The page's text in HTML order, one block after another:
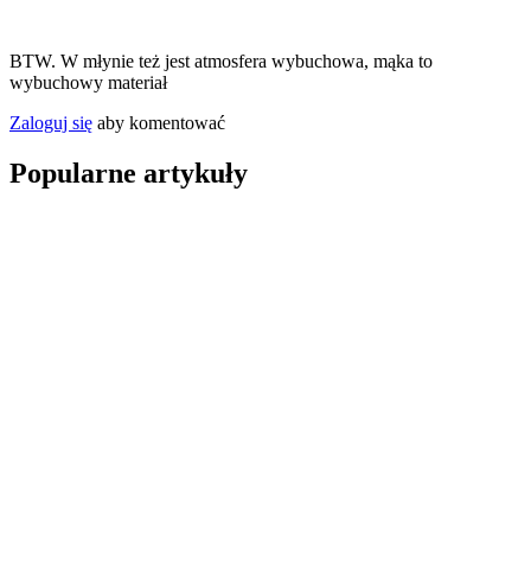
BTW. W młynie też jest atmosfera wybuchowa, mąka to
wybuchowy materiał
Zaloguj się aby komentować
Popularne artykuły